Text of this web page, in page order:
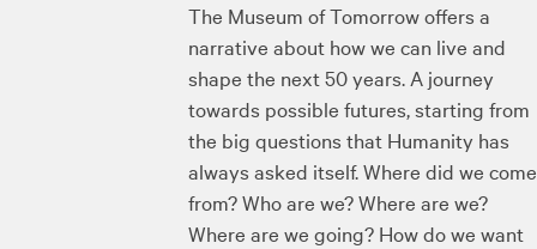
The Museum of Tomorrow offers a
narrative about how we can live and
shape the next 50 years. A journey
towards possible futures, starting from
the big questions that Humanity has
always asked itself. Where did we come
from? Who are we? Where are we?
Where are we going? How do we want